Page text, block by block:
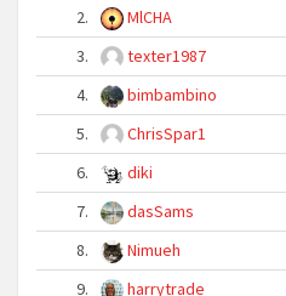
2.
MlCHA
3.
texter1987
4.
bimbambino
5.
ChrisSpar1
6.
diki
7.
dasSams
8.
Nimueh
9.
harrytrade